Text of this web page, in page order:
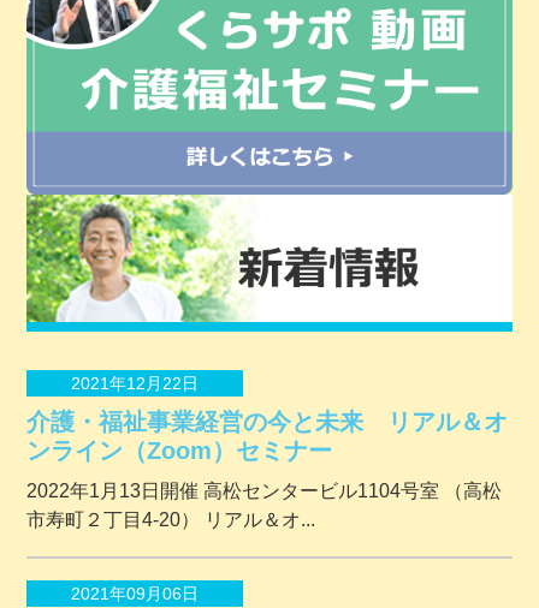
2021年12月22日
介護・福祉事業経営の今と未来 リアル＆オ
ンライン（Zoom）セミナー
2022年1月13日開催 ⾼松センタービル1104号室 （⾼松
市寿町２丁⽬4-20） リアル＆オ...
2021年09月06日